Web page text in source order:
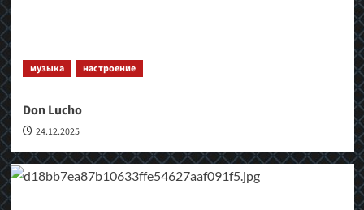
музыка настроение
Don Lucho
24.12.2025